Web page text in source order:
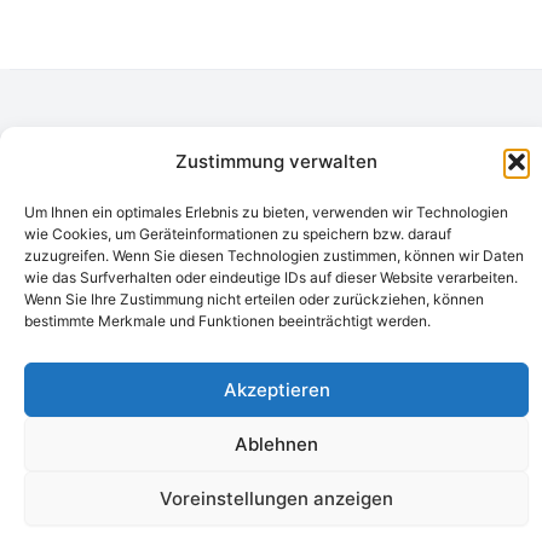
Zustimmung verwalten
Um Ihnen ein optimales Erlebnis zu bieten, verwenden wir Technologien
wie Cookies, um Geräteinformationen zu speichern bzw. darauf
zuzugreifen. Wenn Sie diesen Technologien zustimmen, können wir Daten
wie das Surfverhalten oder eindeutige IDs auf dieser Website verarbeiten.
Wenn Sie Ihre Zustimmung nicht erteilen oder zurückziehen, können
bestimmte Merkmale und Funktionen beeinträchtigt werden.
Akzeptieren
Ablehnen
Voreinstellungen anzeigen
Peter-Leardi-Weg 4, 8054 Graz
Impressum
AGB
Schlichtungsstelle
Widerrufsrecht und Formular
Datenschutzerklärung
Echtheit von Bewertungen